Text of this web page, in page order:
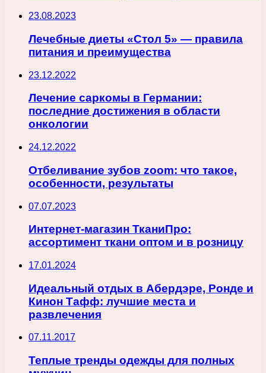
23.08.2023
Лечебные диеты «Стол 5» — правила
питания и преимущества
23.12.2022
Лечение саркомы в Германии:
последние достижения в области
онкологии
24.12.2022
Отбеливание зубов zoom: что такое,
особенности, результаты
07.07.2023
Интернет-магазин ТканиПро:
ассортимент ткани оптом и в розницу
17.01.2024
Идеальный отдых в Абердэре, Ронде и
Кинон Тафф: лучшие места и
развлечения
07.11.2017
Теплые тренды одежды для полных